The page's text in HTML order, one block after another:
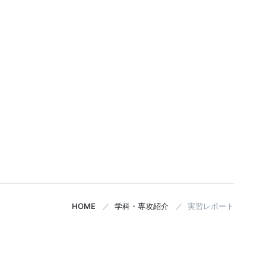
HOME 学科・専攻紹介 実習レポート